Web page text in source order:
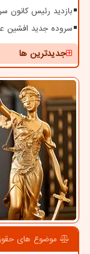
بازدید رئیس کانون
سروده جدید افشین
جدیدترین ها
موضوع های